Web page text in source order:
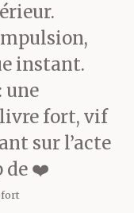
dit
instant.
une
fort, vif
sur l’acte
de ❤️